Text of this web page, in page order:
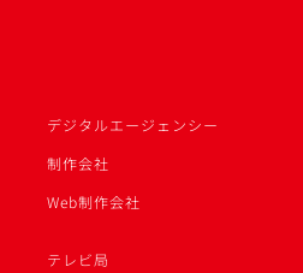
デジタルエージェンシー
制作会社
Web制作会社
テレビ局